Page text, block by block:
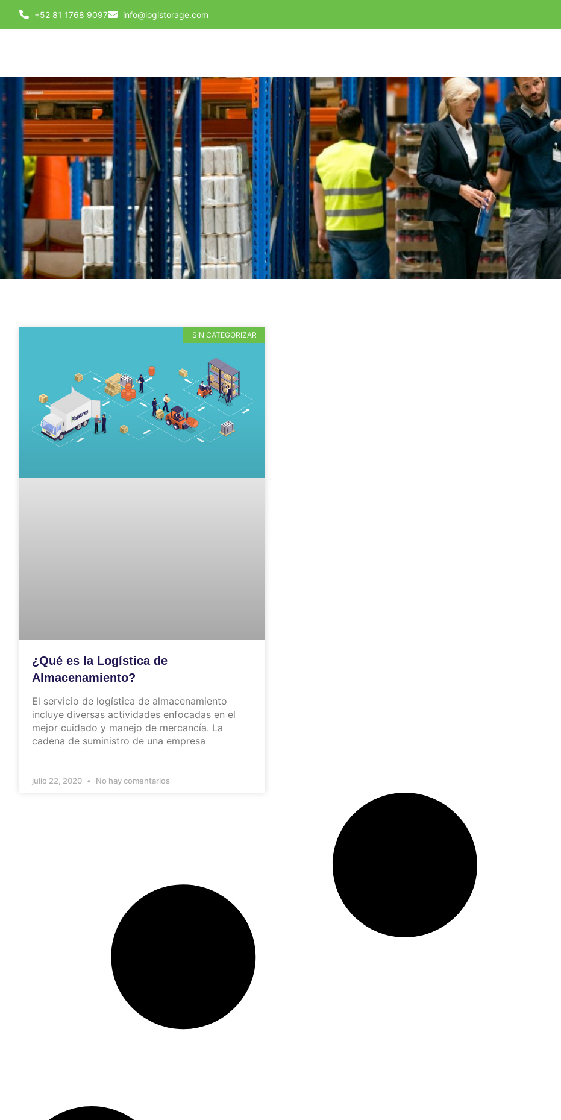
+52 81 1768 9097 info@logistorage.com
SIN CATEGORIZAR
¿Qué es la Logística de
Almacenamiento?
El servicio de logística de almacenamiento
incluye diversas actividades enfocadas en el
mejor cuidado y manejo de mercancía. La
cadena de suministro de una empresa
julio 22, 2020 No hay comentarios